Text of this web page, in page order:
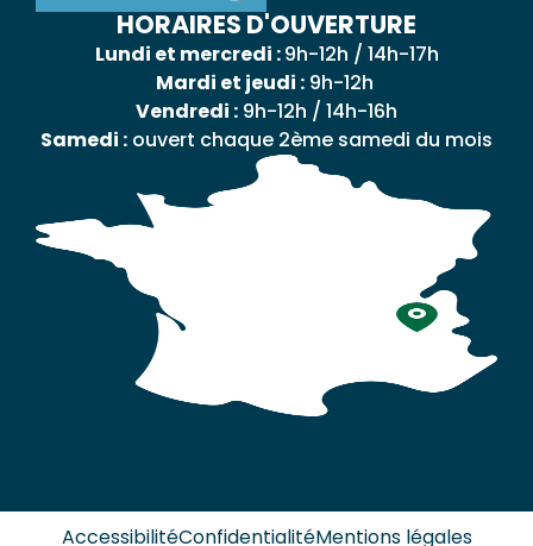
HORAIRES D'OUVERTURE
Lundi et mercredi :9h-12h / 14h-17h
Mardi et jeudi :9h-12h
Vendredi : 9h-12h / 14h-16h
Samedi : ouvert chaque 2ème samedi du mois
AccessibilitéConfidentialitéMentions légales